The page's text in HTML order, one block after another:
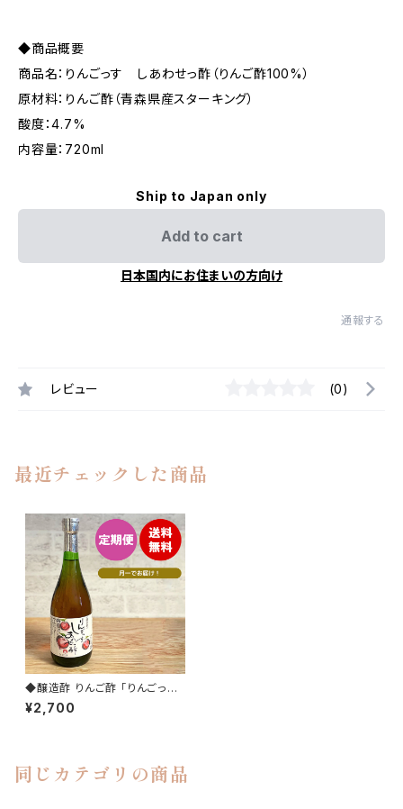
◆商品概要
商品名：りんごっす しあわせっ酢（りんご酢100%）
原材料：りんご酢（青森県産スターキング）
酸度：4.7%
内容量：720ml
Ship to Japan only
Add to cart
日本国内にお住まいの方向け
通報する
レビュー (0)
最近チェックした商品
◆醸造酢 りんご酢 「りんごっ
す しあわせっ酢」（りんご酢10
0%） 720ml 定期便 送料無料
¥2,700
同じカテゴリの商品